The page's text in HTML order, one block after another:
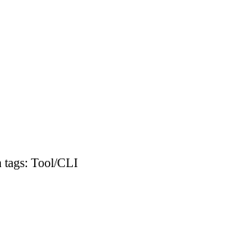
tags: Tool/CLI